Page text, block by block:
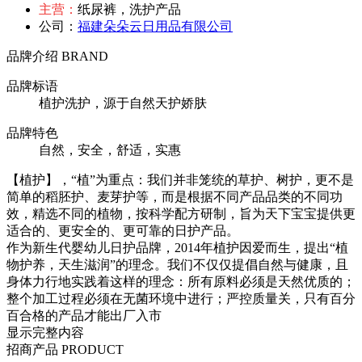
主营： 纸尿裤，洗护产品
公司： 福建朵朵云日用品有限公司
品牌介绍 BRAND
品牌标语
植护洗护，源于自然天护娇肤
品牌特色
自然，安全，舒适，实惠
【植护】，“植”为重点：我们并非笼统的草护、树护，更不是
简单的稻胚护、麦芽护等，而是根据不同产品品类的不同功
效，精选不同的植物，按科学配方研制，旨为天下宝宝提供更
适合的、更安全的、更可靠的日护产品。
作为新生代婴幼儿日护品牌，2014年植护因爱而生，提出“植
物护养，天生滋润”的理念。我们不仅仅提倡自然与健康，且
身体力行地实践着这样的理念：所有原料必须是天然优质的；
整个加工过程必须在无菌环境中进行；严控质量关，只有百分
百合格的产品才能出厂入市
显示完整内容
招商产品 PRODUCT